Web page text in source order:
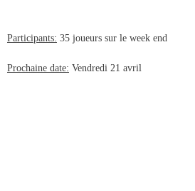
Participants: 35 joueurs sur le week end
Prochaine date: Vendredi 21 avril